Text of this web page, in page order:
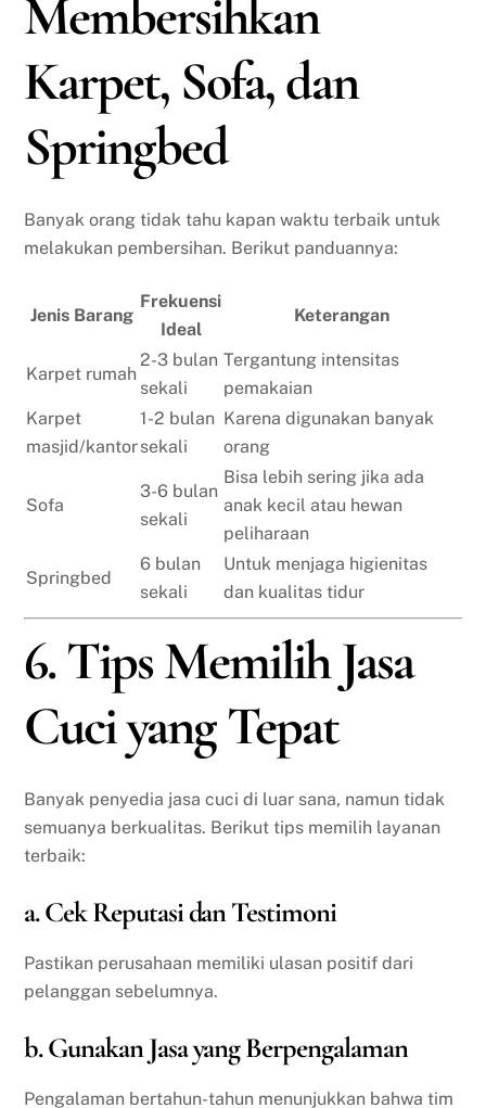
Membersihkan
Karpet, Sofa, dan
Springbed
Banyak orang tidak tahu kapan waktu terbaik untuk
melakukan pembersihan. Berikut panduannya:
Jenis Barang
Frekuensi
Ideal
Keterangan
Karpet rumah
2-3 bulan
sekali
Tergantung intensitas
pemakaian
Karpet
masjid/kantor
1-2 bulan
sekali
Karena digunakan banyak
orang
Sofa
3-6 bulan
sekali
Bisa lebih sering jika ada
anak kecil atau hewan
peliharaan
Springbed
6 bulan
sekali
Untuk menjaga higienitas
dan kualitas tidur
6. Tips Memilih Jasa
Cuci yang Tepat
Banyak penyedia jasa cuci di luar sana, namun tidak
semuanya berkualitas. Berikut tips memilih layanan
terbaik:
a. Cek Reputasi dan Testimoni
Pastikan perusahaan memiliki ulasan positif dari
pelanggan sebelumnya.
b. Gunakan Jasa yang Berpengalaman
Pengalaman bertahun-tahun menunjukkan bahwa tim